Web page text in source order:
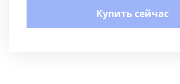
Купить сейчас